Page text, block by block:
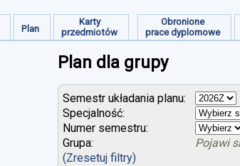
Plan
Karty
przedmiotów
Obronione
prace dyplomowe
Plan dla grupy
Semestr układania planu:
Specjalność:
Numer semestru:
Grupa:
Pojawi
(Zresetuj filtry)